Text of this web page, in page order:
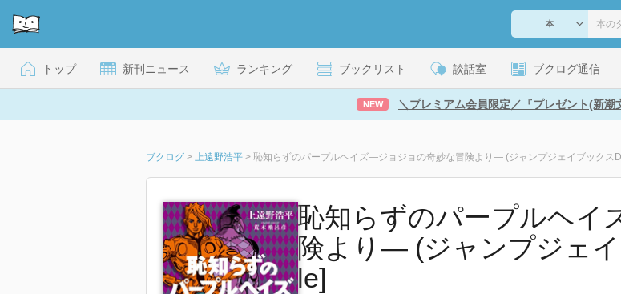
トップ 新刊ニュース ランキング ブックリスト 談話室 ブクログ通信
NEW ＼プレミアム会員限定／『プレゼント(新潮
ブクログ > 上遠野浩平 >
恥知らずのパープルヘイ
険より― (ジャンプジェ
le]